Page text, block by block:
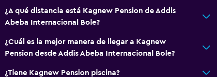
¿A qué distancia está Kagnew Pension de Addis
Abeba Internacional Bole?
¿Cuál es la mejor manera de llegar a Kagnew
Pension desde Addis Abeba Internacional Bole?
¿Tiene Kagnew Pension piscina?